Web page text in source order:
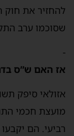
את חוק
ערב
האם ש”ס
סיפק
חכמי
הם יקבעו